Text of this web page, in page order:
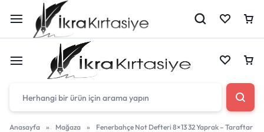
Çantan boş
Anasayfa » Mağaza »
Fenerbahçe Not Defteri 8×13 32 Yaprak – Taraftar